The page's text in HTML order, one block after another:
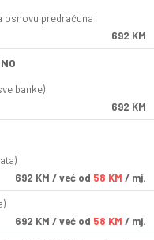
osnovu predračuna
692 KM
banke)
692 KM
692 KM / već od 58 KM / mj.
692 KM / već od 58 KM / mj.